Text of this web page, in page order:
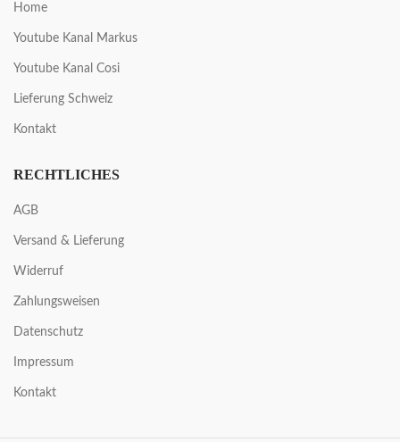
Home
Youtube Kanal Markus
Youtube Kanal Cosi
Lieferung Schweiz
Kontakt
RECHTLICHES
AGB
Versand & Lieferung
Widerruf
Zahlungsweisen
Datenschutz
Impressum
Kontakt